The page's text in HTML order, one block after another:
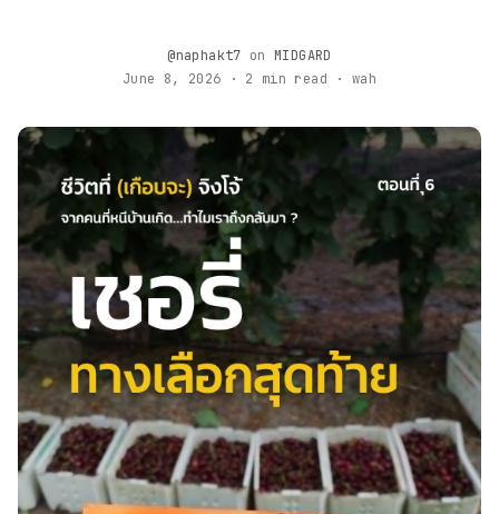
@naphakt7 on MIDGARD
June 8, 2026 · 2 min read · wah